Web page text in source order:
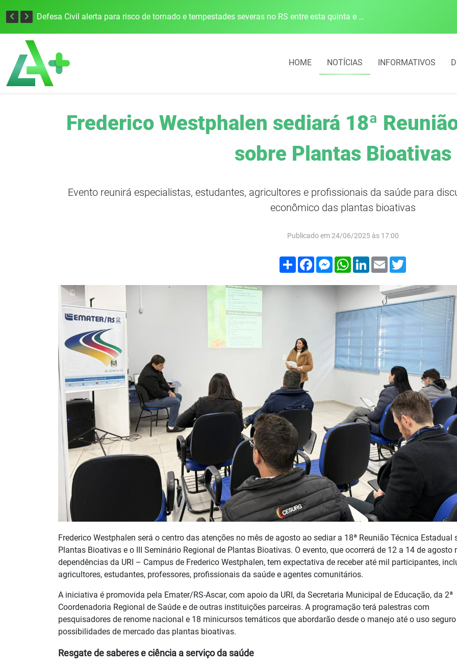
Defesa Civil alerta para risco de tornado e tempestades severas no RS entre esta quinta e sexta-feira
HOME NOTÍCIAS INFORMATIVOS
Frederico Westphalen sediará 18ª
sobre Plantas Bioativas
Evento reunirá especialistas, estudantes, agricultores e profissionais da saúde para
econômico das plantas bioativas
Publicado em 24/06/2025 às 17:00
Compartilhar
FacebookMessenger
WhatsApp
LinkedIn
Email
Frederico Westphalen será o centro das atenções no mês de agosto ao sediar a 18ª Reunião Técnica Estadual
Plantas Bioativas e o III Seminário Regional de Plantas Bioativas. O evento, que ocorrerá de 12 a 14 de agosto
dependências da URI – Campus de Frederico Westphalen, tem expectativa de receber até mil participantes,
agricultores, estudantes, professores, profissionais da saúde e agentes comunitários.
A iniciativa é promovida pela Emater/RS-Ascar, com apoio da URI, da Secretaria Municipal de Educação, da 2ª
Coordenadoria Regional de Saúde e de outras instituições parceiras. A programação terá palestras com
pesquisadores de renome nacional e 18 minicursos temáticos que abordarão desde o manejo até o uso
possibilidades de mercado das plantas bioativas.
Resgate de saberes e ciência a serviço da saúde